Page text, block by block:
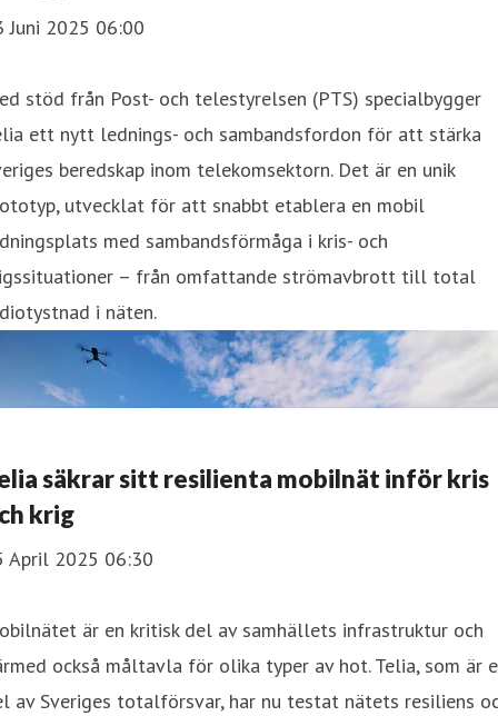
Juni 2025 06:00
stöd från Post- och telestyrelsen (PTS) specialbygger
ett nytt lednings- och sambandsfordon för att stärka
beredskap inom telekomsektorn. Det är en unik
utvecklat för att snabbt etablera en mobil
med sambandsförmåga i kris- och
– från omfattande strömavbrott till total
i näten.
säkrar sitt resilienta mobilnät inför kris
krig
April 2025 06:30
är en kritisk del av samhällets infrastruktur och
också måltavla för olika typer av hot. Telia, som är
av Sveriges totalförsvar, har nu testat nätets resiliens